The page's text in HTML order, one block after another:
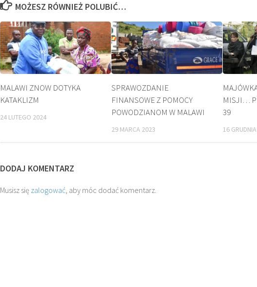
MOŻESZ RÓWNIEŻ POLUBIĆ…
MALAWI ZNOW DOTYKA
KATAKLIZM
24 LUTEGO 2024
SPRAWOZDANIE
FINANSOWE Z POMOCY
POWODZIANOM W MALAWI
29 MARCA 2023
MISJI…
39
16
DODAJ KOMENTARZ
Musisz się zalogować, aby móc dodać komentarz.